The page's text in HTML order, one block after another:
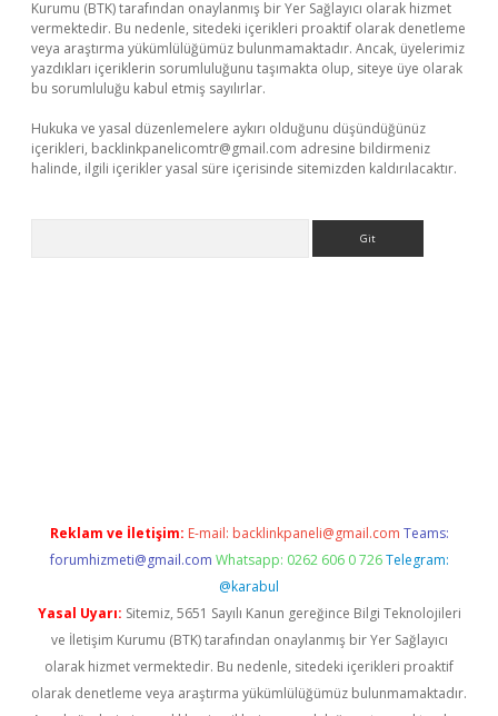
Kurumu (BTK) tarafından onaylanmış bir Yer Sağlayıcı olarak hizmet
vermektedir. Bu nedenle, sitedeki içerikleri proaktif olarak denetleme
veya araştırma yükümlülüğümüz bulunmamaktadır. Ancak, üyelerimiz
yazdıkları içeriklerin sorumluluğunu taşımakta olup, siteye üye olarak
bu sorumluluğu kabul etmiş sayılırlar.
Hukuka ve yasal düzenlemelere aykırı olduğunu düşündüğünüz
içerikleri, backlinkpanelicomtr@gmail.com adresine bildirmeniz
halinde, ilgili içerikler yasal süre içerisinde sitemizden kaldırılacaktır.
Reklam ve İletişim: E-mail: backlinkpaneli@gmail.com Teams:
forumhizmeti@gmail.com Whatsapp: 0262 606 0 726 Telegram:
@karabul
Yasal Uyarı: Sitemiz, 5651 Sayılı Kanun gereğince Bilgi Teknolojileri
ve İletişim Kurumu (BTK) tarafından onaylanmış bir Yer Sağlayıcı
olarak hizmet vermektedir. Bu nedenle, sitedeki içerikleri proaktif
olarak denetleme veya araştırma yükümlülüğümüz bulunmamaktadır.